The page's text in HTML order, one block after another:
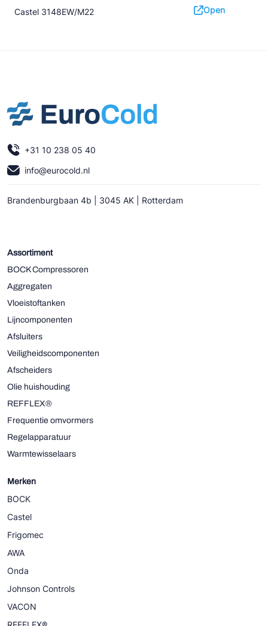
Castel 3148EW/M22 Open
+31 10 238 05 40
info@eurocold.nl
Brandenburgbaan 4b | 3045 AK | Rotterdam
Assortiment
BOCK Compressoren
Aggregaten
Vloeistoftanken
Lijncomponenten
Afsluiters
Veiligheidscomponenten
Afscheiders
Olie huishouding
REFFLEX®
Frequentie omvormers
Regelapparatuur
Warmtewisselaars
Merken
BOCK
Castel
Frigomec
AWA
Onda
Johnson Controls
VACON